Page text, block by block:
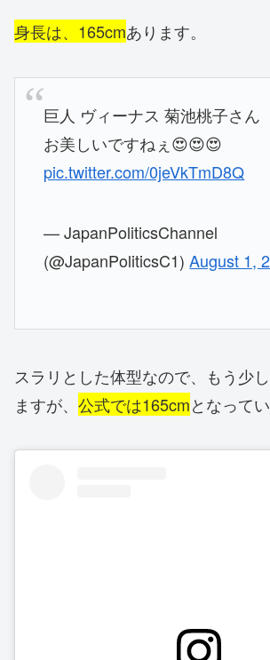
身長は、165cmあります。
巨人 ヴィーナス 菊池桃子さん
お美しいですねぇ😍😍😍
pic.twitter.com/0jeVkTmD8Q
— JapanPoliticsChannel
(@JapanPoliticsC1)August 1,
スラリとした体型なので、もう少
ますが、 公式では165cmとなってい